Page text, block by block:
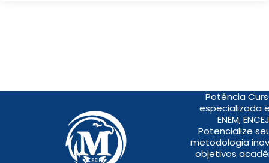
Potência
especializada
ENEM,
Potencialize
metodologia
objetivos